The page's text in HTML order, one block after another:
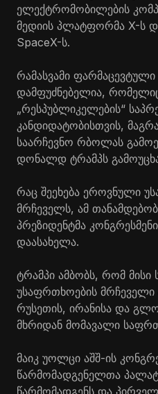
ელექტრომობილების
მედიის პლატფორმა X-ს
SpaceX-ს.
რამასვამი ფარმაცევტული
დამფუძნებელია,
„რესპუბლიკელების“
კანდიდატობისთვის,
საარჩევნო რბოლას
დონალდ ტრამპს
რაც შეეხება ეროვნული
მრჩეველს, ამ
პრეზიდენტმა
დაასახელა.
ტრამპი ამბობს, რომ
უსაფრთხოების მრჩეველი
რუსეთის, ირანისა და
მხრიდან მომავალი
მაიკ უოლცი აშშ-ის
წარმომადგენელთა
წარმომადგენს და